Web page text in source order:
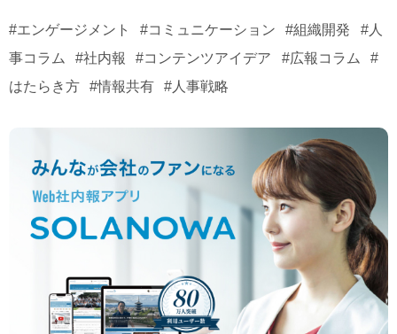
#エンゲージメント #コミュニケーション #組織開発
#人
事コラム
#社内報 #コンテンツアイデア #広報コラム
#
はたらき方
#情報共有 #人事戦略